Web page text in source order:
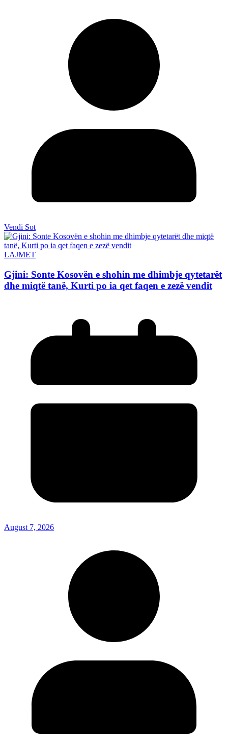
Vendi Sot
LAJMET
Gjini: Sonte Kosovën e shohin me dhimbje qytetarët
dhe miqtë tanë, Kurti po ia qet faqen e zezë vendit
August 7, 2026